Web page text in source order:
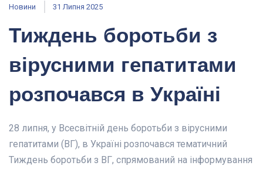
Новини 31 Липня 2025
Тиждень боротьби з
вірусними гепатитами
розпочався в Україні
28 липня, у Всесвітній день боротьби з вірусними
гепатитами (ВГ), в Україні розпочався тематичний
Тиждень боротьби з ВГ, спрямований на інформування